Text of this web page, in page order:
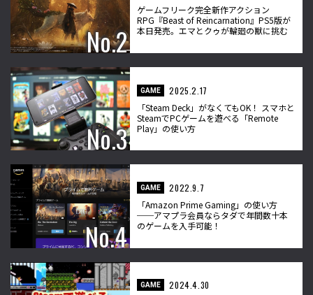
ゲームフリーク完全新作アクション
RPG『Beast of Reincarnation』PS5版が
本日発売。エマとクゥが輪廻の獣に挑む
GAME
2025.2.17
「Steam Deck」がなくてもOK！ スマホと
SteamでPCゲームを遊べる「Remote
Play」の使い方
GAME
2022.9.7
「Amazon Prime Gaming」の使い方
──アマプラ会員ならタダで年間数十本
のゲームを入手可能！
GAME
2024.4.30